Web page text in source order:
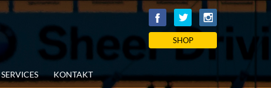
SHOP
SERVICES KONTAKT